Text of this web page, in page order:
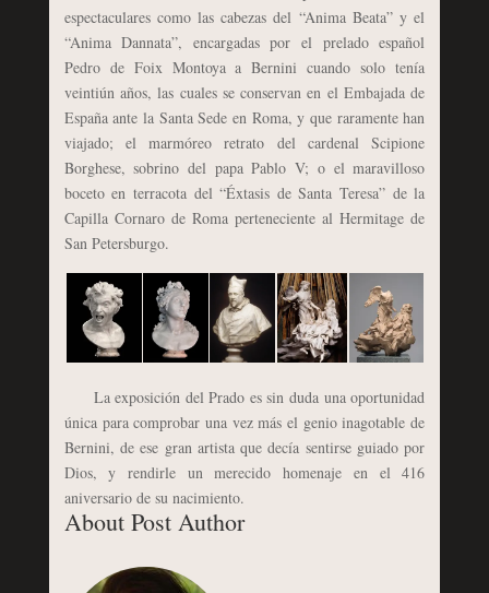
espectaculares como las cabezas del “Anima Beata” y el
“Anima Dannata”, encargadas por el prelado español
Pedro de Foix Montoya a Bernini cuando solo tenía
veintiún años, las cuales se conservan en el Embajada de
España ante la Santa Sede en Roma, y que raramente han
viajado; el marmóreo retrato del cardenal Scipione
Borghese, sobrino del papa Pablo V; o el maravilloso
boceto en terracota del “Éxtasis de Santa Teresa” de la
Capilla Cornaro de Roma perteneciente al Hermitage de
San Petersburgo.
La exposición del Prado es sin duda una oportunidad
única para comprobar una vez más el genio inagotable de
Bernini, de ese gran artista que decía sentirse guiado por
Dios, y rendirle un merecido homenaje en el 416
aniversario de su nacimiento.
About Post Author